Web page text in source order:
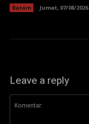
Batam Jumat, 07/08/2026
Leave a reply